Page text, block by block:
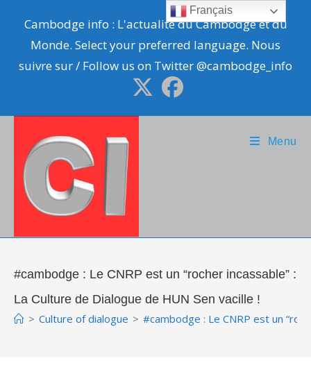
content
Cambodge info : L'actualité du Cambodge et du
Monde. Select your preferred language. Nous
suivre sur / Follow us on Twitter @cambodge_info
Menu
#cambodge : Le CNRP est un “rocher incassable” :
La Culture de Dialogue de HUN Sen vacille !
> Culture of dialogue > #cambodge : Le CNRP est un
Français